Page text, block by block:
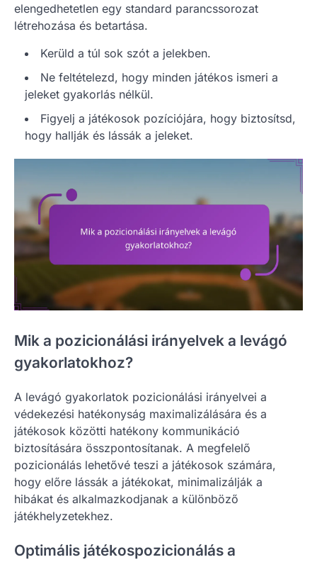
elengedhetetlen egy standard parancssorozat
létrehozása és betartása.
Kerüld a túl sok szót a jelekben.
Ne feltételezd, hogy minden játékos ismeri a
jeleket gyakorlás nélkül.
Figyelj a játékosok pozíciójára, hogy biztosítsd,
hogy hallják és lássák a jeleket.
Mik a pozicionálási irányelvek a levágó
gyakorlatokhoz?
A levágó gyakorlatok pozicionálási irányelvei a
védekezési hatékonyság maximalizálására és a
játékosok közötti hatékony kommunikáció
biztosítására összpontosítanak. A megfelelő
pozicionálás lehetővé teszi a játékosok számára,
hogy előre lássák a játékokat, minimalizálják a
hibákat és alkalmazkodjanak a különböző
játékhelyzetekhez.
Optimális játékospozicionálás a